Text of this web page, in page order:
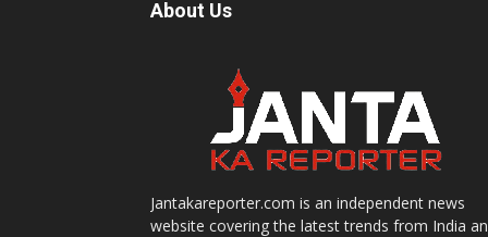
About Us
Jantakareporter.com is an independent news
website covering the latest trends from India